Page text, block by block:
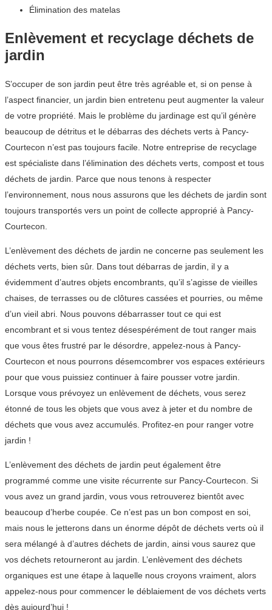
Élimination des matelas
Enlèvement et recyclage déchets de
jardin
S’occuper de son jardin peut être très agréable et, si on pense à
l’aspect financier, un jardin bien entretenu peut augmenter la valeur
de votre propriété. Mais le problème du jardinage est qu’il génère
beaucoup de détritus et le débarras des déchets verts à Pancy-
Courtecon n’est pas toujours facile. Notre entreprise de recyclage
est spécialiste dans l’élimination des déchets verts, compost et tous
déchets de jardin. Parce que nous tenons à respecter
l’environnement, nous nous assurons que les déchets de jardin sont
toujours transportés vers un point de collecte approprié à Pancy-
Courtecon.
L’enlèvement des déchets de jardin ne concerne pas seulement les
déchets verts, bien sûr. Dans tout débarras de jardin, il y a
évidemment d’autres objets encombrants, qu’il s’agisse de vieilles
chaises, de terrasses ou de clôtures cassées et pourries, ou même
d’un vieil abri. Nous pouvons débarrasser tout ce qui est
encombrant et si vous tentez désespérément de tout ranger mais
que vous êtes frustré par le désordre, appelez-nous à Pancy-
Courtecon et nous pourrons désemcombrer vos espaces extérieurs
pour que vous puissiez continuer à faire pousser votre jardin.
Lorsque vous prévoyez un enlèvement de déchets, vous serez
étonné de tous les objets que vous avez à jeter et du nombre de
déchets que vous avez accumulés. Profitez-en pour ranger votre
jardin !
L’enlèvement des déchets de jardin peut également être
programmé comme une visite récurrente sur Pancy-Courtecon. Si
vous avez un grand jardin, vous vous retrouverez bientôt avec
beaucoup d’herbe coupée. Ce n’est pas un bon compost en soi,
mais nous le jetterons dans un énorme dépôt de déchets verts où il
sera mélangé à d’autres déchets de jardin, ainsi vous saurez que
vos déchets retourneront au jardin. L’enlèvement des déchets
organiques est une étape à laquelle nous croyons vraiment, alors
appelez-nous pour commencer le déblaiement de vos déchets verts
dès aujourd’hui !